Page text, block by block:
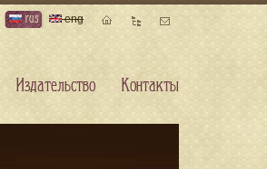
rus eng
Издательство Контакты